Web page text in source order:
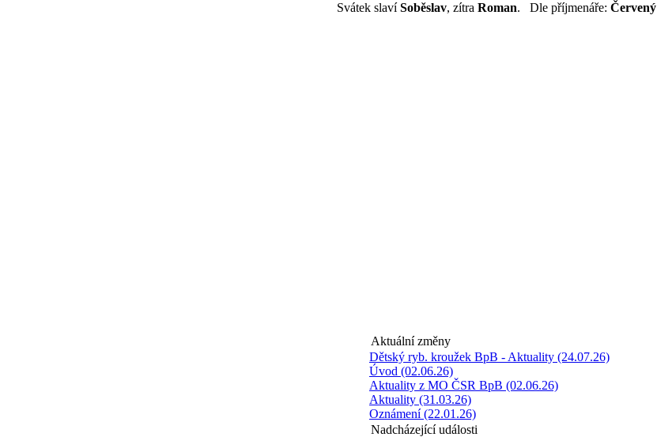
Svátek slavíSoběslav, zítra Roman. Dle příjmenáře: Červený
Aktuální změny
Dětský ryb. kroužek BpB - Aktuality (24.07.26)
Úvod (02.06.26)
Aktuality z MO ČSR BpB (02.06.26)
Aktuality (31.03.26)
Oznámení (22.01.26)
Nadcházející události